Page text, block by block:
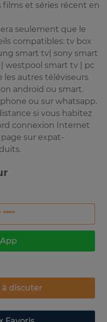
films et séries récent en
seulement que le
compatibles: tv box
smart tv| sony smart
westpool smart tv | pc
autres téléviseurs
android ou smart.
ou sur whatsapp.
si vous habitez
connexion Internet
sur expat-
****
discuter